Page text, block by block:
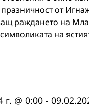
от
раждането на
на
г. @ 0:00-